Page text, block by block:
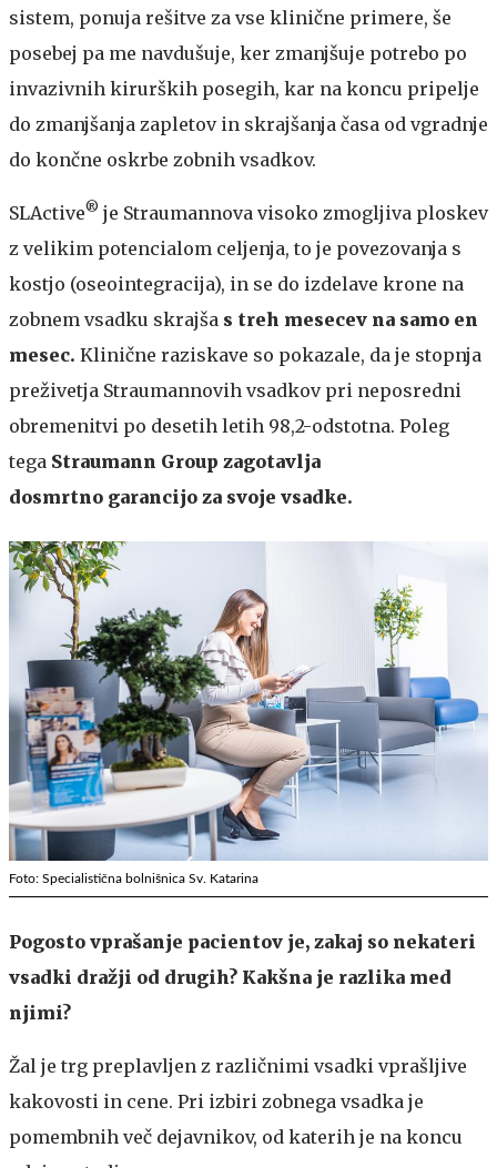
sistem, ponuja rešitve za vse klinične primere, še
posebej pa me navdušuje, ker zmanjšuje potrebo po
invazivnih kirurških posegih, kar na koncu pripelje
do zmanjšanja zapletov in skrajšanja časa od vgradnje
do končne oskrbe zobnih vsadkov.
SLActive® je Straumannova visoko zmogljiva ploskev
z velikim potencialom celjenja, to je povezovanja s
kostjo (oseointegracija), in se do izdelave krone na
zobnem vsadku skrajša s treh mesecev na samo en
mesec. Klinične raziskave so pokazale, da je stopnja
preživetja Straumannovih vsadkov pri neposredni
obremenitvi po desetih letih 98,2-odstotna. Poleg
tega Straumann Group zagotavlja
dosmrtno garancijo za svoje vsadke.
Foto: Specialistična bolnišnica Sv. Katarina
Pogosto vprašanje pacientov je, zakaj so nekateri
vsadki dražji od drugih? Kakšna je razlika med
njimi?
Žal je trg preplavljen z različnimi vsadki vprašljive
kakovosti in cene. Pri izbiri zobnega vsadka je
pomembnih več dejavnikov, od katerih je na koncu